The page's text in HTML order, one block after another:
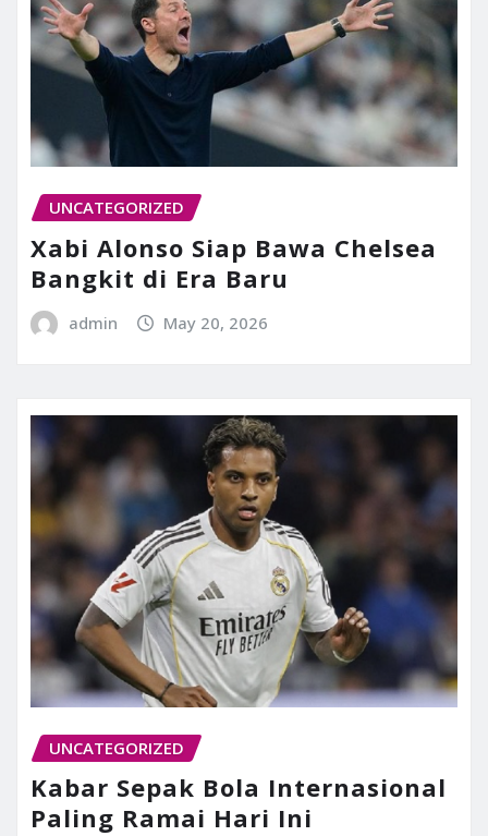
UNCATEGORIZED
Xabi Alonso Siap Bawa Chelsea
Bangkit di Era Baru
admin May 20, 2026
UNCATEGORIZED
Kabar Sepak Bola Internasional
Paling Ramai Hari Ini